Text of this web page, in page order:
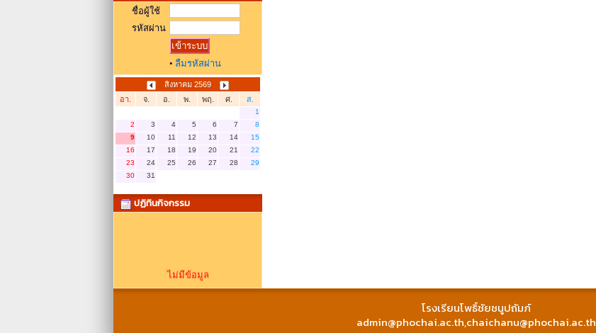
ชื่อผู้ใช้
รหัสผ่าน
• ลืมรหัสผ่าน
สิงหาคม 2569
อา.
จ. อ. พ. พฤ. ศ. ส.
1
2
3 4 5 6 7
8
9
10 11 12 13 14
15
16
17 18 19 20 21
22
23
24 25 26 27 28
29
30
31
ปฏิทินกิจกรรม
โรงเรียนโพธิ์ชัยชนูปถัมภ์
admin@phochai.ac.th,chaichanu@phochai.ac.th